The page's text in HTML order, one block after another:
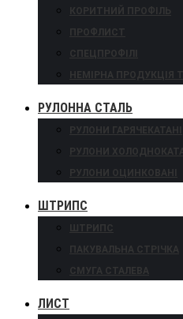
КОРИТНИЙ ПРОФІЛЬ
ПРОФЛИСТ
СПЕЦПРОФІЛІ
НЕМІРНА ПРОДУКЦІЯ
РУЛОННА СТАЛЬ
РУЛОНИ ГАРЯЧЕКАТАНІ
РУЛОНИ
РУЛОНИ ОЦИНКОВАНІ
ШТРИПС
ШТРИПС
ПАКУВАЛЬНА СТРІЧКА
СМУГА СТАЛЕВА
ЛИСТ